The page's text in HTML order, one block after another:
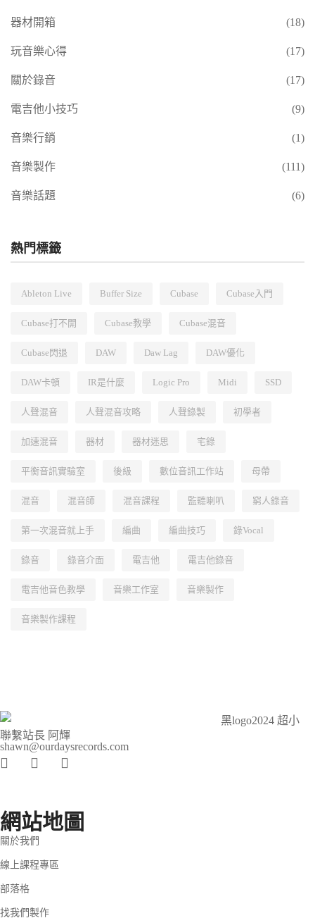
器材開箱 (18)
玩音樂心得 (17)
關於錄音 (17)
電吉他小技巧 (9)
音樂行銷 (1)
音樂製作 (111)
音樂話題 (6)
熱門標籤
Ableton Live Buffer Size Cubase Cubase入門
Cubase打不開 Cubase教學 Cubase混音
Cubase閃退 DAW Daw Lag DAW優化
DAW卡頓 IR是什麼 Logic Pro Midi SSD
人聲混音 人聲混音攻略 人聲錄製 初學者
加速混音 器材 器材迷思 宅錄
平衡音訊實驗室 後級 數位音訊工作站 母帶
混音 混音師 混音課程 監聽喇叭 窮人錄音
第一次混音就上手 編曲 編曲技巧 錄Vocal
錄音 錄音介面 電吉他 電吉他錄音
電吉他音色教學 音樂工作室 音樂製作
音樂製作課程
聯繫站長 阿輝
shawn@ourdaysrecords.com
網站地圖
關於我們
線上課程專區
部落格
找我們製作